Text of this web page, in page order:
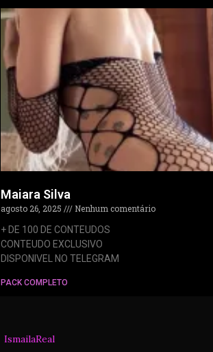
Maiara Silva
agosto 26, 2025
Nenhum comentário
+ DE 100 DE CONTEUDOS
CONTEUDO EXCLUSIVO
DISPONIVEL NO TELEGRAM
PACK COMPLETO
IsmailaReal